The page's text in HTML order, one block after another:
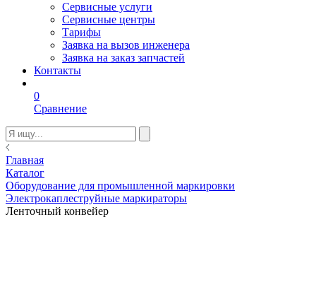
Сервисные услуги
Сервисные центры
Тарифы
Заявка на вызов инженера
Заявка на заказ запчастей
Контакты
0
Сравнение
Главная
Каталог
Оборудование для промышленной маркировки
Электрокаплеструйные маркираторы
Ленточный конвейер